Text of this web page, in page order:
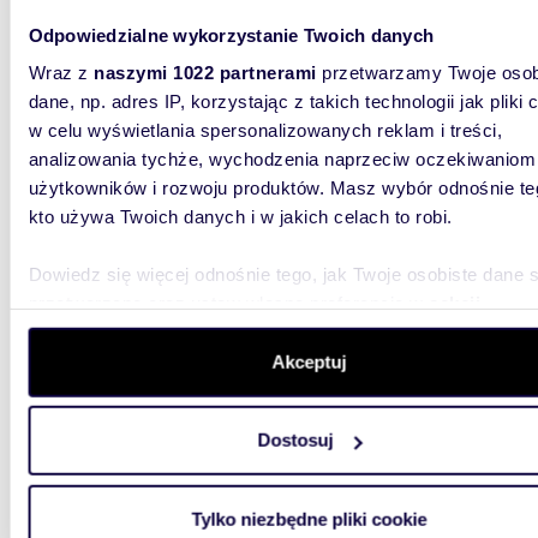
Odpowiedzialne wykorzystanie Twoich danych
Wraz z naszymi 1022 partnerami przetwarzamy Twoje
dane, np. adres IP, korzystając z takich technologii jak pliki
w celu wyświetlania spersonalizowanych reklam i treści,
analizowania tychże, wychodzenia naprzeciw oczekiwaniom
użytkowników i rozwoju produktów. Masz wybór odnośnie
kto używa Twoich danych i w jakich celach to robi.
Dowiedz się więcej odnośnie tego, jak Twoje osobiste dane
szczegółów. W Deklaracji plików cookie możesz zmienić
wycofać swoją zgodę w dowolnej chwili.
aby oferować funkcje społecznościowe i analizować ruch w
witrynie. Informacje o tym, jak korzystasz z naszej witryny,
analitycznym. Partnerzy mogą połączyć te informacje z
Akceptuj
Dostosuj
Tylko niezbędne pliki cookie
369
ha